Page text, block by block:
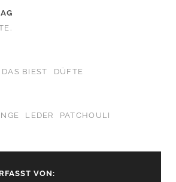
BIEST
DÜFTE
LEDER PATCHOULI
VON: